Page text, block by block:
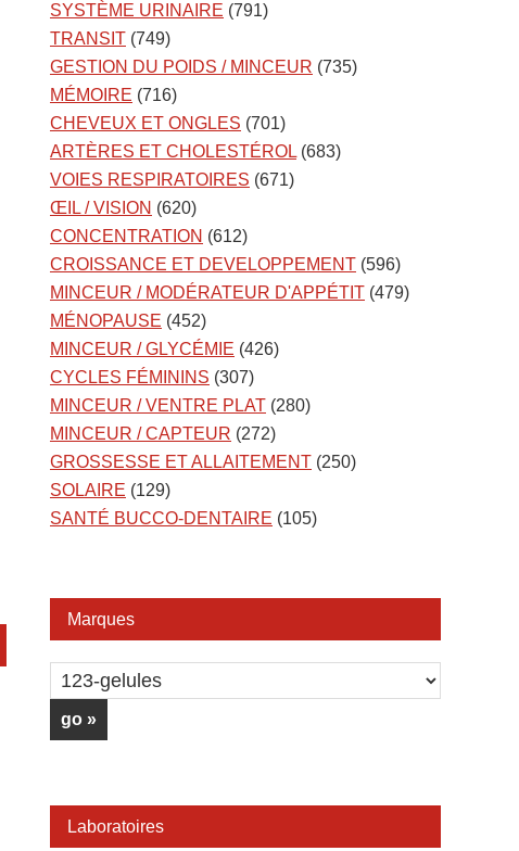
SYSTÈME URINAIRE (791)
TRANSIT (749)
GESTION DU POIDS / MINCEUR (735)
MÉMOIRE (716)
CHEVEUX ET ONGLES (701)
ARTÈRES ET CHOLESTÉROL (683)
VOIES RESPIRATOIRES (671)
ŒIL / VISION (620)
CONCENTRATION (612)
CROISSANCE ET DEVELOPPEMENT (596)
MINCEUR / MODÉRATEUR D'APPÉTIT (479)
MÉNOPAUSE (452)
MINCEUR / GLYCÉMIE (426)
CYCLES FÉMININS (307)
MINCEUR / VENTRE PLAT (280)
MINCEUR / CAPTEUR (272)
GROSSESSE ET ALLAITEMENT (250)
SOLAIRE (129)
SANTÉ BUCCO-DENTAIRE (105)
Marques
Laboratoires